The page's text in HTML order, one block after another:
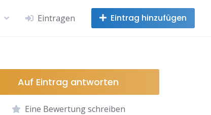
Eintragen Eintrag hinzufügen
Auf Eintrag antworten
Eine Bewertung schreiben